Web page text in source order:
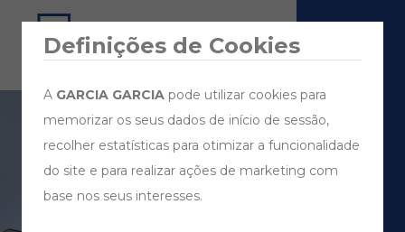
Definições de Cookies
A GARCIA GARCIA pode utilizar cookies para
memorizar os seus dados de início de sessão,
recolher estatísticas para otimizar a funcionalidade
do site e para realizar ações de marketing com
base nos seus interesses.